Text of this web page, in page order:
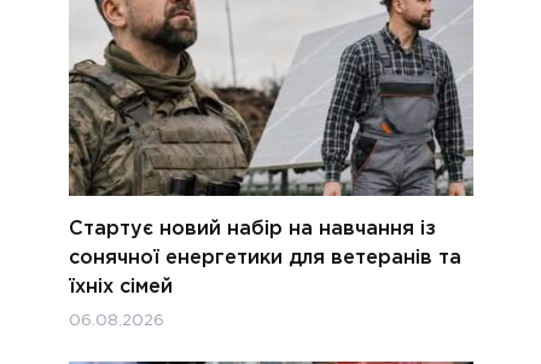
Стартує новий набір на навчання із
сонячної енергетики для ветеранів та
їхніх сімей
06.08.2026